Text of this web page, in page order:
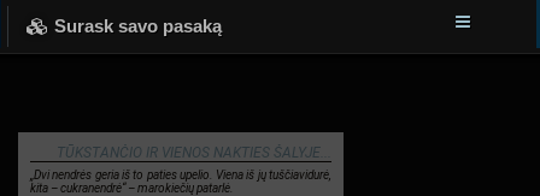
Surask savo pasaką
TŪKSTANČIO IR VIENOS NAKTIES ŠALYJE...
„Dvi nendrės geria iš to paties upelio. Viena iš jų tuščiavidurė,
kita – cukranendrė“ – marokiečių patarlė.